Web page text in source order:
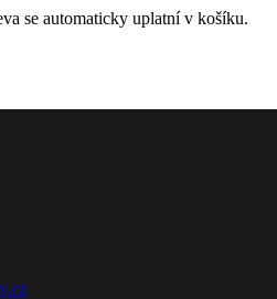
se automaticky uplatní v košíku.